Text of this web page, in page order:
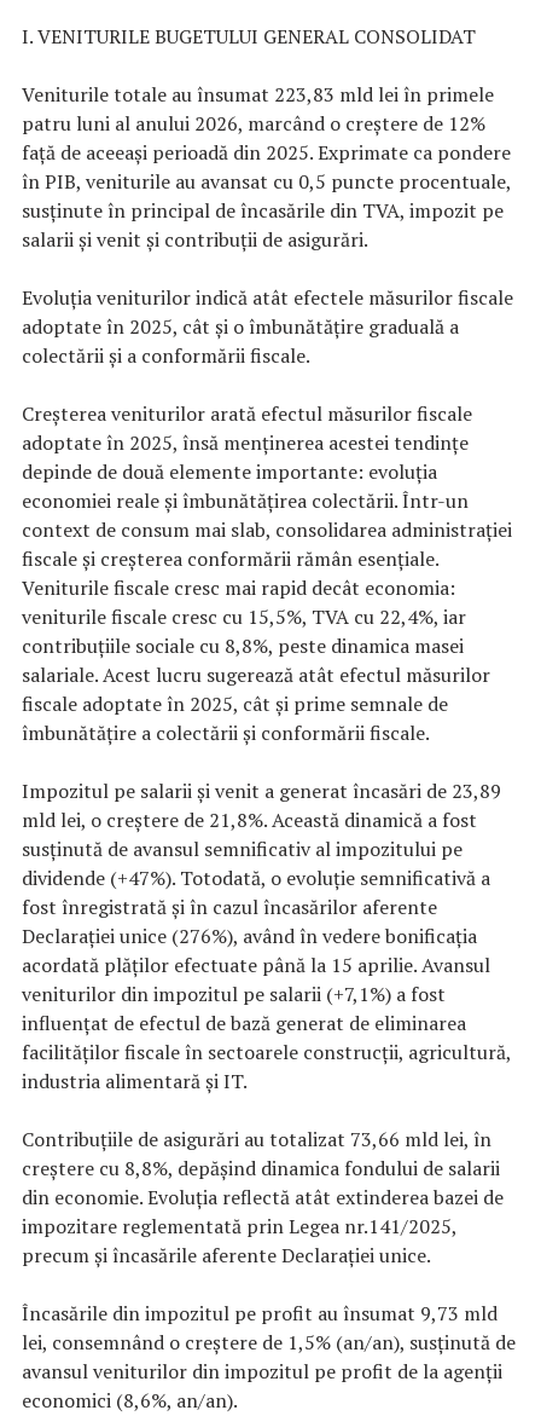
I. VENITURILE BUGETULUI GENERAL CONSOLIDAT
Veniturile totale au însumat 223,83 mld lei în primele
patru luni al anului 2026, marcând o creștere de 12%
față de aceeași perioadă din 2025. Exprimate ca pondere
în PIB, veniturile au avansat cu 0,5 puncte procentuale,
susținute în principal de încasările din TVA, impozit pe
salarii și venit și contribuții de asigurări.
Evoluția veniturilor indică atât efectele măsurilor fiscale
adoptate în 2025, cât și o îmbunătățire graduală a
colectării și a conformării fiscale.
Creșterea veniturilor arată efectul măsurilor fiscale
adoptate în 2025, însă menținerea acestei tendințe
depinde de două elemente importante: evoluția
economiei reale și îmbunătățirea colectării. Într-un
context de consum mai slab, consolidarea administrației
fiscale și creșterea conformării rămân esențiale.
Veniturile fiscale cresc mai rapid decât economia:
veniturile fiscale cresc cu 15,5%, TVA cu 22,4%, iar
contribuțiile sociale cu 8,8%, peste dinamica masei
salariale. Acest lucru sugerează atât efectul măsurilor
fiscale adoptate în 2025, cât și prime semnale de
îmbunătățire a colectării și conformării fiscale.
Impozitul pe salarii și venit a generat încasări de 23,89
mld lei, o creștere de 21,8%. Această dinamică a fost
susținută de avansul semnificativ al impozitului pe
dividende (+47%). Totodată, o evoluție semnificativă a
fost înregistrată și în cazul încasărilor aferente
Declarației unice (276%), având în vedere bonificația
acordată plăților efectuate până la 15 aprilie. Avansul
veniturilor din impozitul pe salarii (+7,1%) a fost
influențat de efectul de bază generat de eliminarea
facilităților fiscale în sectoarele construcții, agricultură,
industria alimentară și IT.
Contribuțiile de asigurări au totalizat 73,66 mld lei, în
creștere cu 8,8%, depășind dinamica fondului de salarii
din economie. Evoluția reflectă atât extinderea bazei de
impozitare reglementată prin Legea nr.141/2025,
precum și încasările aferente Declarației unice.
Încasările din impozitul pe profit au însumat 9,73 mld
lei, consemnând o creștere de 1,5% (an/an), susținută de
avansul veniturilor din impozitul pe profit de la agenții
economici (8,6%, an/an).